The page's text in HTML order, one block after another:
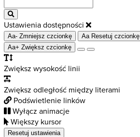
Ustawienia dostępności
Aa- Zmniejsz czcionkę Aa Resetuj czcionkę
Aa+ Zwiększ czcionkę
Zwiększ wysokość linii
Zwiększ odległość między literami
Podświetlenie linków
Wyłącz animacje
Większy kursor
Resetuj ustawienia